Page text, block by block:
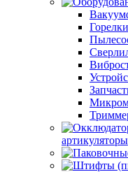
Горелки
артикуляторы